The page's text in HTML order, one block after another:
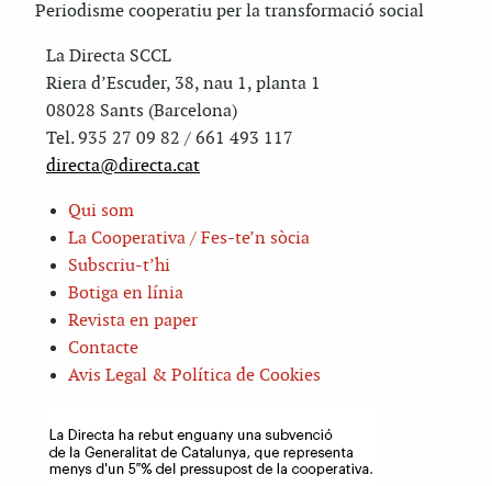
Periodisme cooperatiu per la transformació social
La Directa SCCL
Riera d’Escuder, 38, nau 1, planta 1
08028 Sants (Barcelona)
Tel. 935 27 09 82 / 661 493 117
directa@directa.cat
Qui som
La Cooperativa / Fes-te’n sòcia
Subscriu-t’hi
Botiga en línia
Revista en paper
Contacte
Avis Legal & Política de Cookies